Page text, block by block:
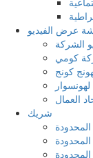
عرض الفيديو
الشركة
كومي
كونج
العمال
شريك